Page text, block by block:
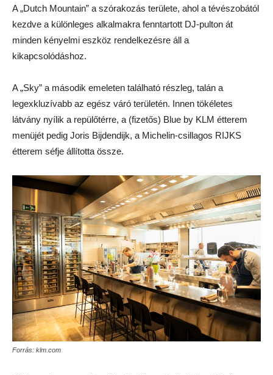
A „Dutch Mountain” a szórakozás területe, ahol a tévészobától
kezdve a különleges alkalmakra fenntartott DJ-pulton át
minden kényelmi eszköz rendelkezésre áll a
kikapcsolódáshoz.
A „Sky” a második emeleten található részleg, talán a
legexkluzívabb az egész váró területén. Innen tökéletes
látvány nyílik a repülőtérre, a (fizetős) Blue by KLM étterem
menüjét pedig Joris Bijdendijk, a Michelin-csillagos RIJKS
étterem séfje állította össze.
Forrás: klm.com